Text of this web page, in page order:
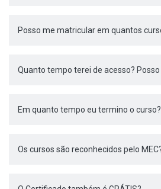
Posso me matricular em quantos
Quanto tempo terei de acesso?
Em quanto tempo eu termino o curso?
Os cursos são reconhecidos pelo